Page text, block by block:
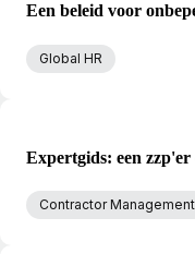
Een beleid voor
Global HR
Expertgids: een
Contractor Management